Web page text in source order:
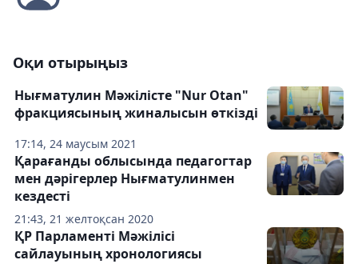
Оқи отырыңыз
17:14, 24 маусым 2021
Нығматулин Мәжілісте "Nur Otan"
фракциясының жиналысын өткізді
21:43, 21 желтоқсан 2020
Қарағанды облысында педагогтар
мен дәрігерлер Нығматулинмен
кездесті
ҚР Парламенті Мәжілісі
сайлауының хронологиясы